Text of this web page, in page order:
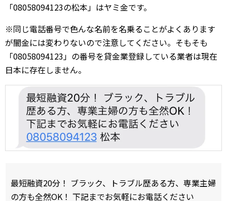
「08058094123の松本」はヤミ金です。
※同じ電話番号で色んな名前を名乗ることがよくあります
が闇金には変わりないので注意してください。そもそも
「08058094123」の番号を貸金業登録している業者は現在
日本に存在しません。
最短融資20分！ ブラック、トラブル歴ある方、専業主婦
の方も全然OK！ 下記までお気軽にお電話ください